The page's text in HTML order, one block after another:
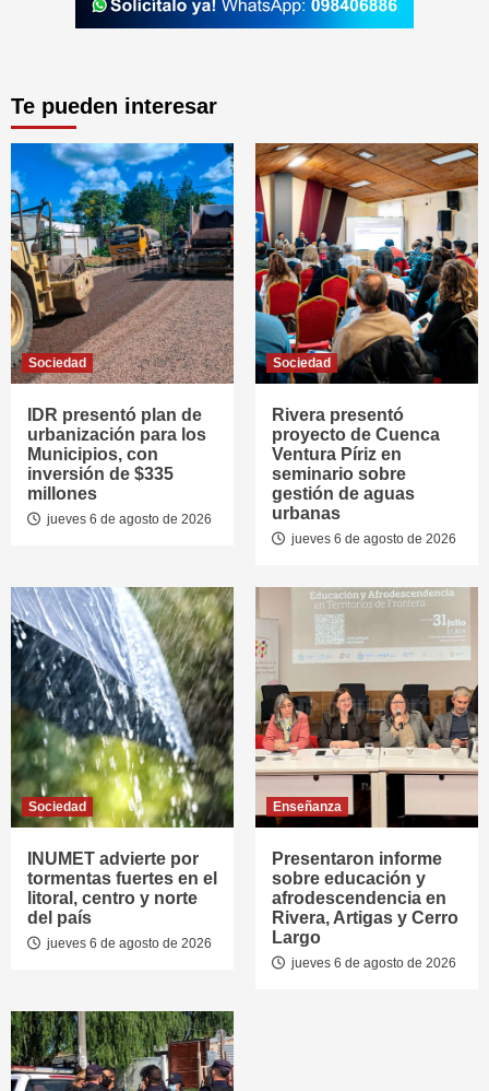
Te pueden interesar
Sociedad
IDR presentó plan de
urbanización para los
Municipios, con
inversión de $335
millones
jueves 6 de agosto de 2026
Sociedad
Rivera presentó
proyecto de Cuenca
Ventura Píriz en
seminario sobre
gestión de aguas
urbanas
jueves 6 de agosto de 2026
Sociedad
INUMET advierte por
tormentas fuertes en el
litoral, centro y norte
del país
jueves 6 de agosto de 2026
Enseñanza
Presentaron informe
sobre educación y
afrodescendencia en
Rivera, Artigas y Cerro
Largo
jueves 6 de agosto de 2026